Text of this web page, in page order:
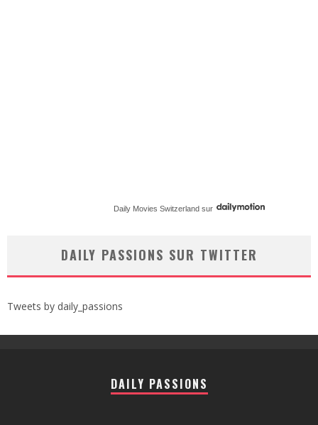
Daily Movies Switzerland sur
DAILY PASSIONS SUR TWITTER
Tweets by daily_passions
DAILY PASSIONS